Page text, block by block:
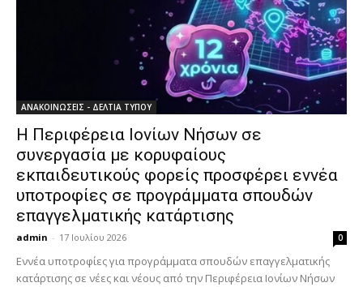
ΑΝΑΚΟΙΝΩΣΕΙΣ - ΔΕΛΤΙΑ ΤΥΠΟΥ
Η Περιφέρεια Ιονίων Νήσων σε
συνεργασία με κορυφαίους
εκπαιδευτικούς φορείς προσφέρει εννέα
υποτροφίες σε προγράμματα σπουδών
επαγγελματικής κατάρτισης
admin - 17 Ιουλίου 2026 0
Εννέα υποτροφίες για προγράμματα σπουδών επαγγελματικής
κατάρτισης σε νέες και νέους από την Περιφέρεια Ιονίων Νήσων